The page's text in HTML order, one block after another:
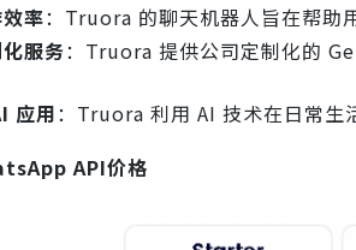
率：Truora 的聊天机器人旨在帮助
服务：Truora 提供公司定制化的
应用：Truora 利用 AI 技术在日常生
API价格